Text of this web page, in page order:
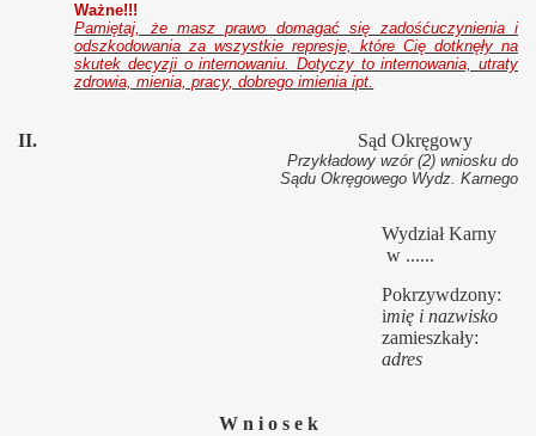
Ważne!!!
Pamiętaj, że masz prawo domagać się zadośćuczynienia i
odszkodowania za wszystkie represje, które Cię dotknęły na
skutek decyzji o internowaniu. Dotyczy to internowania, utraty
zdrowia, mienia, pracy, dobrego imienia ipt.
II. Sąd Okręgowy
Przykładowy wzór (2) wniosku do
Sądu Okręgowego Wydz. Karnego
Wydział Karny
w ......
Pokrzywdzony:
imię i nazwisko
zamieszkały:
adres
W n i o s e k